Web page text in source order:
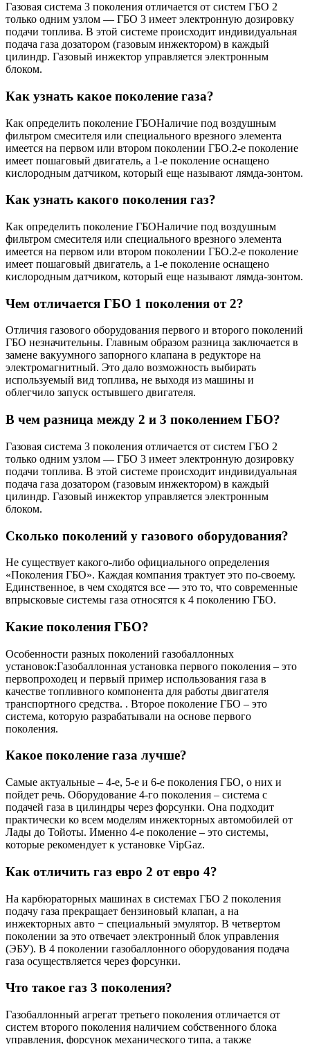
Газовая система 3 поколения отличается от систем ГБО 2
только одним узлом — ГБО 3 имеет электронную дозировку
подачи топлива. В этой системе происходит индивидуальная
подача газа дозатором (газовым инжектором) в каждый
цилиндр. Газовый инжектор управляется электронным
блоком.
Как узнать какое поколение газа?
Как определить поколение ГБОНаличие под воздушным
фильтром смесителя или специального врезного элемента
имеется на первом или втором поколении ГБО.2-е поколение
имеет пошаговый двигатель, а 1-е поколение оснащено
кислородным датчиком, который еще называют лямда-зонтом.
Как узнать какого поколения газ?
Как определить поколение ГБОНаличие под воздушным
фильтром смесителя или специального врезного элемента
имеется на первом или втором поколении ГБО.2-е поколение
имеет пошаговый двигатель, а 1-е поколение оснащено
кислородным датчиком, который еще называют лямда-зонтом.
Чем отличается ГБО 1 поколения от 2?
Отличия газового оборудования первого и второго поколений
ГБО незначительны. Главным образом разница заключается в
замене вакуумного запорного клапана в редукторе на
электромагнитный. Это дало возможность выбирать
используемый вид топлива, не выходя из машины и
облегчило запуск остывшего двигателя.
В чем разница между 2 и 3 поколением ГБО?
Газовая система 3 поколения отличается от систем ГБО 2
только одним узлом — ГБО 3 имеет электронную дозировку
подачи топлива. В этой системе происходит индивидуальная
подача газа дозатором (газовым инжектором) в каждый
цилиндр. Газовый инжектор управляется электронным
блоком.
Сколько поколений у газового оборудования?
Не существует какого-либо официального определения
«Поколения ГБО». Каждая компания трактует это по-своему.
Единственное, в чем сходятся все — это то, что современные
впрысковые системы газа относятся к 4 поколению ГБО.
Какие поколения ГБО?
Особенности разных поколений газобаллонных
установок:Газобаллонная установка первого поколения – это
первопроходец и первый пример использования газа в
качестве топливного компонента для работы двигателя
транспортного средства. . Второе поколение ГБО – это
система, которую разрабатывали на основе первого
поколения.
Какое поколение газа лучше?
Самые актуальные – 4-е, 5-е и 6-е поколения ГБО, о них и
пойдет речь. Оборудование 4-го поколения – система с
подачей газа в цилиндры через форсунки. Она подходит
практически ко всем моделям инжекторных автомобилей от
Лады до Тойоты. Именно 4-е поколение – это системы,
которые рекомендует к установке VipGaz.
Как отличить газ евро 2 от евро 4?
На карбюраторных машинах в системах ГБО 2 поколения
подачу газа прекращает бензиновый клапан, а на
инжекторных авто − специальный эмулятор. В четвертом
поколении за это отвечает электронный блок управления
(ЭБУ). В 4 поколении газобаллонного оборудования подача
газа осуществляется через форсунки.
Что такое газ 3 поколения?
Газобаллонный агрегат третьего поколения отличается от
систем второго поколения наличием собственного блока
управления, форсунок механического типа, а также